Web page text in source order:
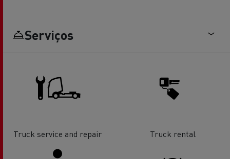
Serviços
Truck service and repair Truck rental